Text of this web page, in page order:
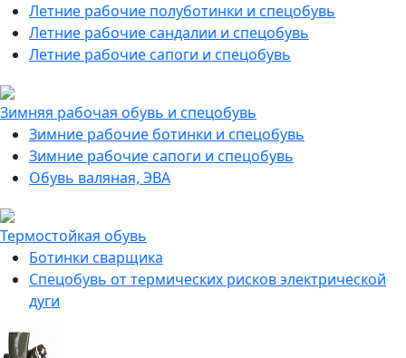
Летние рабочие полуботинки и спецобувь
Летние рабочие сандалии и спецобувь
Летние рабочие сапоги и спецобувь
Зимняя рабочая обувь и спецобувь
Зимние рабочие ботинки и спецобувь
Зимние рабочие сапоги и спецобувь
Обувь валяная, ЭВА
Термостойкая обувь
Ботинки сварщика
Спецобувь от термических рисков электрической
дуги